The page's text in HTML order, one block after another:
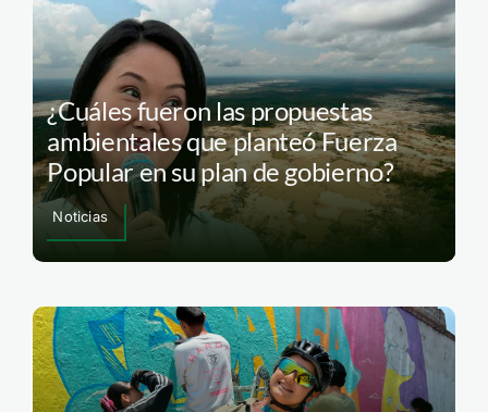
¿Cuáles fueron las propuestas
ambientales que planteó Fuerza
Popular en su plan de gobierno?
Noticias